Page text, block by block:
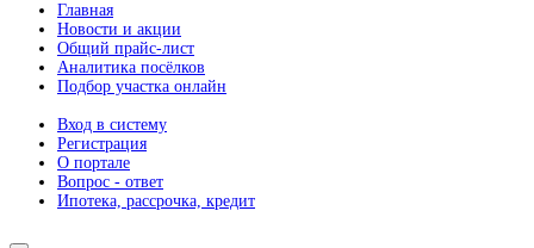
Главная
Новости и акции
Общий прайс-лист
Аналитика посёлков
Подбор участка онлайн
Вход в систему
Регистрация
О портале
Вопрос - ответ
Ипотека, рассрочка, кредит